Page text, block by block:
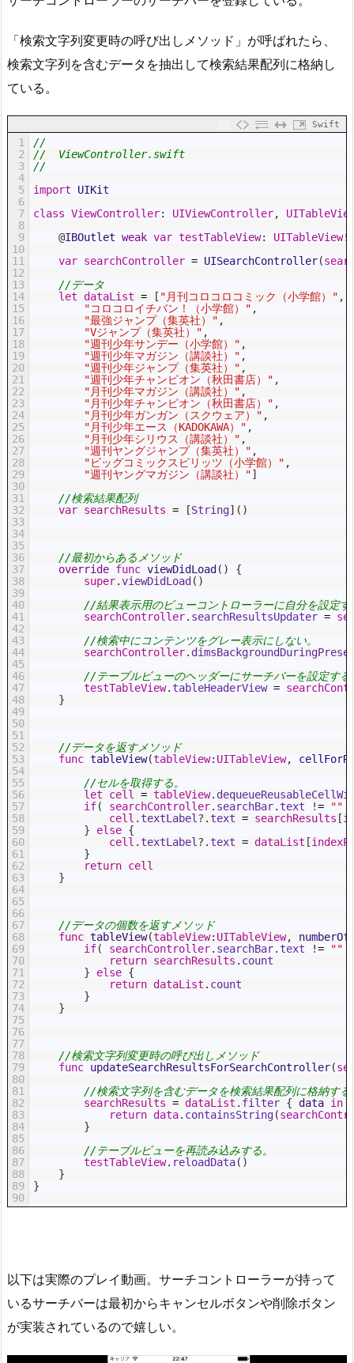
「検索文字列変更時の呼び出しメソッド」が呼ばれたら、
検索文字列を含むデータを抽出して検索結果配列に格納し
ている。
Swift
1
2
3
4
5
6
7
8
9
10
11
12
13
14
15
16
17
18
19
20
21
22
23
24
25
26
27
28
29
30
31
32
33
34
35
36
37
38
39
40
41
42
43
44
45
46
47
48
49
50
51
52
53
54
55
56
57
58
59
60
61
62
63
64
65
66
67
68
69
70
71
72
73
74
75
76
77
78
79
80
81
82
83
84
85
86
87
88
89
90
//
//  ViewController.swift
//
import
UIKit
class ViewController: UIViewController,
@IBOutlet weak var testTableView: UITableView!
var searchController = UISearchController(
//データ
let dataList = [ "月刊コロコロコミック（小学館）" ,
"コロコロイチバン！（小学館）" ,
"最強ジャンプ（集英社）" ,
"Vジャンプ（集英社）" ,
"週刊少年サンデー（小学館）" ,
"週刊少年マガジン（講談社）" ,
"週刊少年ジャンプ（集英社）" ,
"週刊少年チャンピオン（秋田書店）" ,
"月刊少年マガジン（講談社）" ,
"月刊少年チャンピオン（秋田書店）" ,
"月刊少年ガンガン（スクウェア）" ,
"月刊少年エース（KADOKAWA）" ,
"月刊少年シリウス（講談社）" ,
"週刊ヤングジャンプ（集英社）" ,
"ビッグコミックスピリッツ（小学館）" ,
"週刊ヤングマガジン（講談社）"]
//検索結果配列
var searchResults = [String] ( )
//最初からあるメソッド
override func viewDidLoad ( )
{
super.viewDidLoad ( )
//結果表示用のビューコントローラーに自分を設定す
searchController. searchResultsUpdater =
//検索中にコンテンツをグレー表示にしない。
searchController.
//テーブルビューのヘッダーにサーチバーを設定する
testTableView.tableHeaderView =
}
//データを返すメソッド
func tableView(tableView: UITableView,
//セルを取得する。
let
cell = tableView.
if( searchController. searchBar.text != ""
cell . textLabel? . text = searchResults [
}
else {
cell . textLabel? . text = dataList [
}
return cell
}
//データの個数を返すメソッド
func tableView(tableView: UITableView,
if( searchController. searchBar.text != ""
return searchResults . count
}
else {
return dataList . count
}
}
//検索文字列変更時の呼び出しメソッド
func updateSearchResultsForSearchController(
//検索文字列を含むデータを検索結果配列に格納する
searchResults = dataList . filter { data in
return data. containsString(
}
//テーブルビューを再読み込みする。
testTableView. reloadData( )
}
}
以下は実際のプレイ動画。サーチコントローラーが持って
いるサーチバーは最初からキャンセルボタンや削除ボタン
が実装されているので嬉しい。